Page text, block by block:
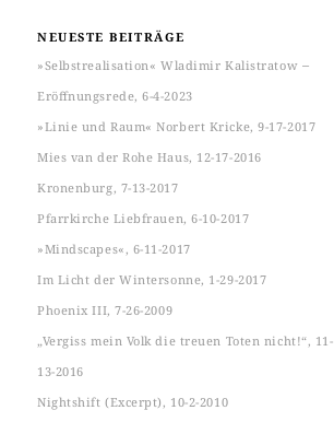
NEUESTE BEITRÄGE
»Selbstrealisation« Wladimir Kalistratow ‒
Eröffnungsrede, 6-4-2023
»Linie und Raum« Norbert Kricke, 9-17-2017
Mies van der Rohe Haus, 12-17-2016
Kronenburg, 7-13-2017
Pfarrkirche Liebfrauen, 6-10-2017
»Mindscapes«, 6-11-2017
Im Licht der Wintersonne, 1-29-2017
Phoenix III, 7-26-2009
„Vergiss mein Volk die treuen Toten nicht!“, 11-
13-2016
Nightshift (Excerpt), 10-2-2010